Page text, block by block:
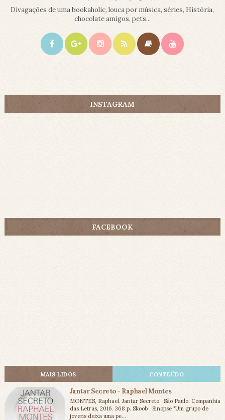
Divagações de uma bookaholic, louca por música, séries, História,
chocolate amigos, pets...
INSTAGRAM
FACEBOOK
MAIS LIDOS CONTEÚDO
Jantar Secreto - Raphael Montes
MONTES, Raphael. Jantar Secreto. São Paulo: Companhia
das Letras, 2016. 368 p. Skoob . Sinopse "Um grupo de
jovens deixa uma pe...